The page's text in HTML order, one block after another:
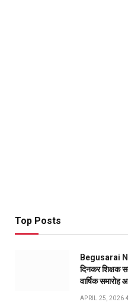
Top Posts
Begusarai
दिनकर शिक्षक
वार्षिक समारोह
APRIL 25, 2026